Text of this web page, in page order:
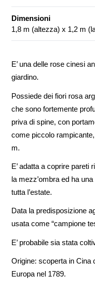
Dimensioni
1,8 m (altezza) x 1,2 m
E’ una delle rose cinesi
giardino.
Possiede dei fiori rosa
che sono fortemente
priva di spine, con
come piccolo
m.
E’ adatta a coprire pareti
la mezz’ombra ed ha
tutta l’estate.
Data la predisposizione
usata come “campione
E’ probabile sia stata
Origine: scoperta in Cina
Europa nel 1789.